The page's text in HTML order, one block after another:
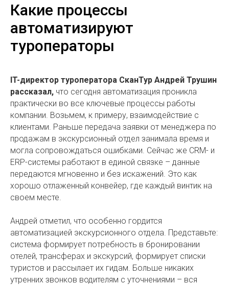
Какие процессы
автоматизируют
туроператоры
IT-директор туроператора СканТур Андрей Трушин
рассказал, что сегодня автоматизация проникла
практически во все ключевые процессы работы
компании. Возьмем, к примеру, взаимодействие с
клиентами. Раньше передача заявки от менеджера по
продажам в экскурсионный отдел занимала время и
могла сопровождаться ошибками. Сейчас же CRM- и
ERP-системы работают в единой связке – данные
передаются мгновенно и без искажений. Это как
хорошо отлаженный конвейер, где каждый винтик на
своем месте.
Андрей отметил, что особенно гордится
автоматизацией экскурсионного отдела. Представьте:
система формирует потребность в бронировании
отелей, трансферах и экскурсий, формирует списки
туристов и рассылает их гидам. Больше никаких
утренних звонков водителям с уточнениями – вся